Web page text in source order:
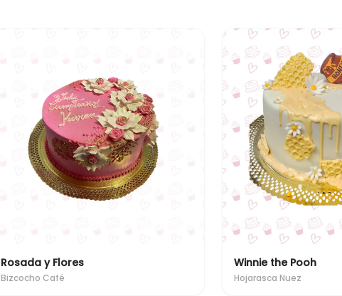
Rosada y Flores
Bizcocho Café
Winnie the Pooh
Hojarasca Nuez